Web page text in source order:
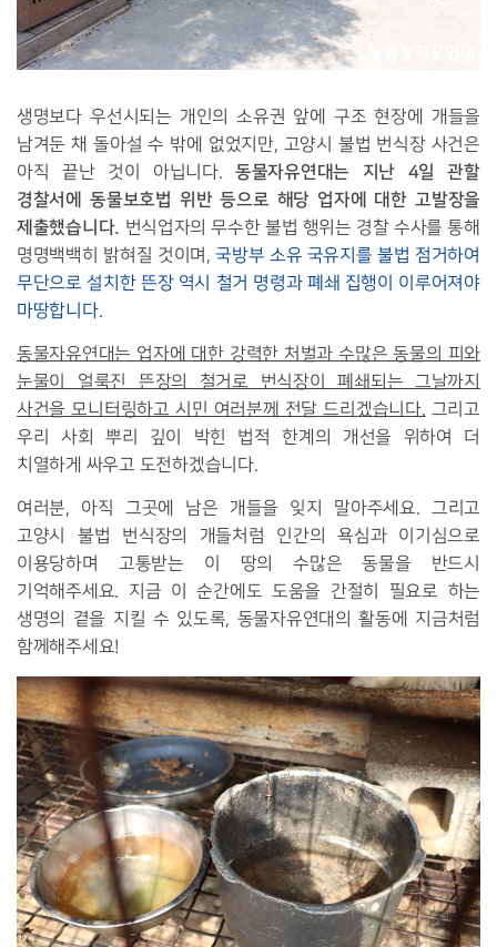
생명보다 우선시되는 개인의 소유권 앞에 구조 현장에 개들을
남겨둔 채 돌아설 수 밖에 없었지만, 고양시 불법 번식장 사건은
아직 끝난 것이 아닙니다. 동물자유연대는 지난 4일 관할
경찰서에 동물보호법 위반 등으로 해당 업자에 대한 고발장을
제출했습니다. 번식업자의 무수한 불법 행위는 경찰 수사를 통해
명명백백히 밝혀질 것이며,국방부 소유 국유지를 불법 점거하여
무단으로 설치한 뜬장 역시 철거 명령과 폐쇄 집행이 이루어져야
마땅합니다.
동물자유연대는 업자에 대한 강력한 처벌과 수많은 동물의 피와
눈물이 얼룩진 뜬장의 철거로 번식장이 폐쇄되는 그날까지
사건을 모니터링하고 시민 여러분께 전달 드리겠습니다. 그리고
우리 사회 뿌리 깊이 박힌 법적 한계의 개선을 위하여 더
치열하게 싸우고 도전하겠습니다.
여러분, 아직 그곳에 남은 개들을 잊지 말아주세요. 그리고
고양시 불법 번식장의 개들처럼 인간의 욕심과 이기심으로
이용당하며 고통받는 이 땅의 수많은 동물을 반드시
기억해주세요. 지금 이 순간에도 도움을 간절히 필요로 하는
생명의 곁을 지킬 수 있도록, 동물자유연대의 활동에 지금처럼
함께해주세요!